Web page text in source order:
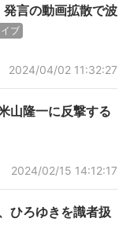
発言の動画拡散で波
ブ
2024/04/02 11:32:27
山隆一に反撃する
2024/02/15 14:12:17
ひろゆきを識者扱